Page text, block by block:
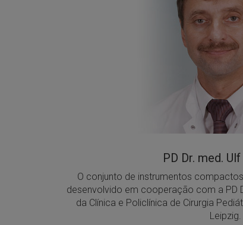
PD Dr. med.
O conjunto de instrumentos
desenvolvido em cooperação com a PD
da Clínica e Policlínica de Cirurgia
Leipzig.